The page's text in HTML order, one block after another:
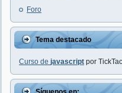
Foro
Tema destacado
Curso de javascript por